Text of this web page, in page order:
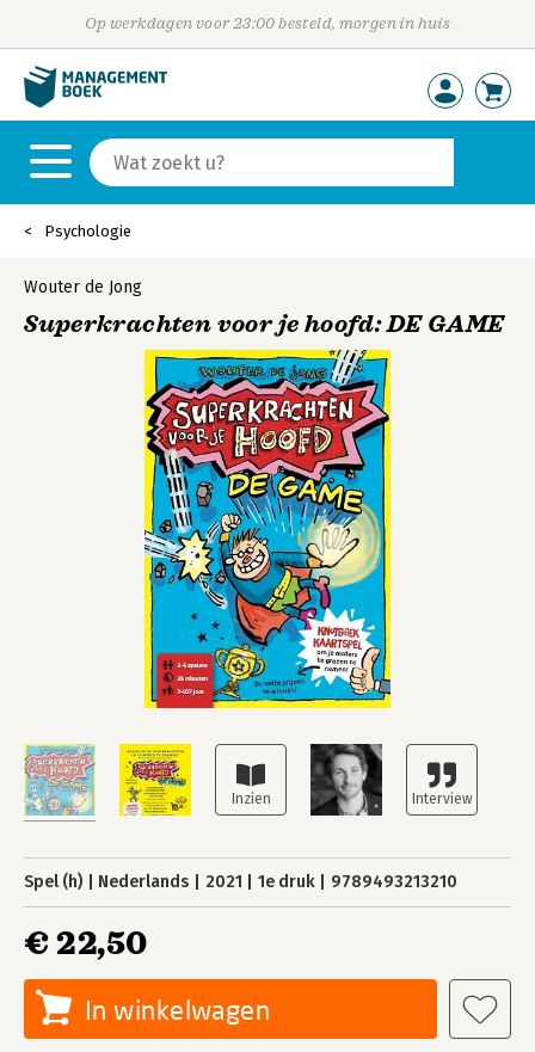
Op werkdagen voor 23:00 besteld, morgen in huis
Psychologie
Wouter de Jong
Superkrachten voor je hoofd: DE GAME
Spel (h) Nederlands 2021 1e druk 9789493213210
€ 22,50
In winkelwagen